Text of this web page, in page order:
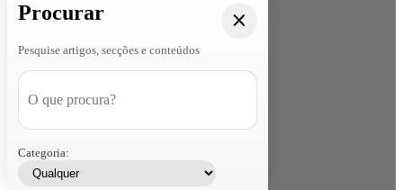
Procurar
Pesquise artigos, secções e conteúdos
Categoria: